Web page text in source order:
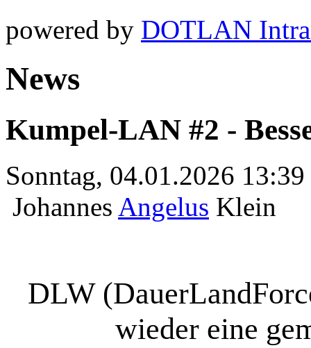
powered by DOTLAN
News
Kumpel-LAN #2 -
Sonntag, 04.01.2026 13:39
Johannes Angelus Klein
DLW
wieder eine